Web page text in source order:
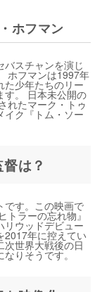
ホフマン
スチャンを演じ
ホフマンは1997年
た少年たちのリー
す。 日本未公開の
れたマーク・トゥ
イク『トム・ソー
は？
です。この映画で
トラーの忘れ物』
リウッドデビュー
2017年に控えてい
次世界大戦後の日
りそうです。